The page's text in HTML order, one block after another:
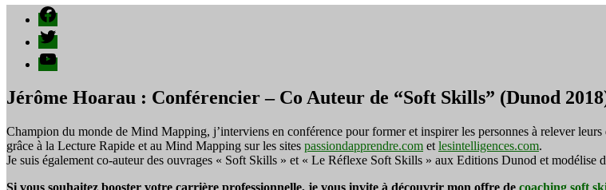
Facebook
Twitter
YouTube
Jérôme Hoarau : Conférencier – Co Auteur de “Soft Skills” (Dunod
Champion du monde de Mind Mapping, j’interviens en conférence pour former et inspirer les personnes à relever
grâce à la Lecture Rapide et au Mind Mapping sur les sites passiondapprendre.com et lesintelligences.com.
Je suis également co-auteur des ouvrages « Soft Skills » et « Le Réflexe Soft Skills » aux Editions Dunod et modélise